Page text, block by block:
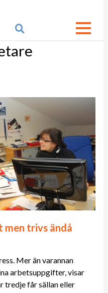
men trivs ändå
Mer än varannan
arbetsuppgifter, visar
tredje får sällan eller